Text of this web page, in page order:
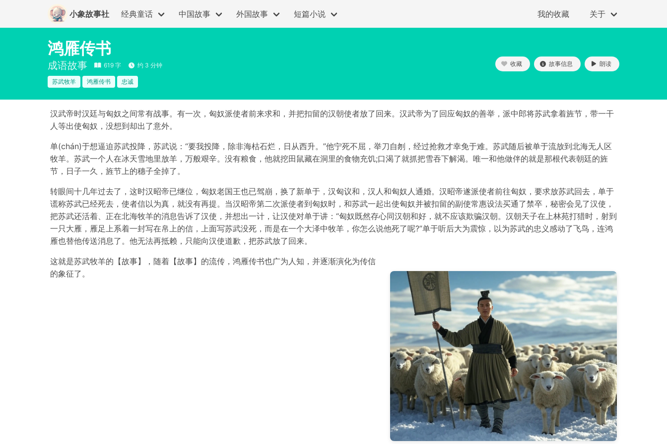
小象故事社 经典童话 中国故事 外国故事 短篇小说 我的收藏 关于
鸿雁传书
成语故事 619 字 约 3 分钟
苏武牧羊 鸿雁传书 忠诚
收藏 故事信息 朗读
汉武帝时汉廷与匈奴之间常有战事。有一次，匈奴派使者前来求和，并把扣留的汉朝使者放了回来。汉武帝为了回应匈奴的善举，派中郎将苏武拿着旌节，带一干
人等出使匈奴，没想到却出了意外。
单(chán)于想逼迫苏武投降，苏武说：“要我投降，除非海枯石烂，日从西升。”他宁死不屈，举刀自刎，经过抢救才幸免于难。苏武随后被单于流放到北海无人区
牧羊。苏武一个人在冰天雪地里放羊，万般艰辛。没有粮食，他就挖田鼠藏在洞里的食物充饥;口渴了就抓把雪吞下解渴。唯一和他做伴的就是那根代表朝廷的旌
节，日子一久，旌节上的穗子全掉了。
转眼间十几年过去了，这时汉昭帝已继位，匈奴老国王也已驾崩，换了新单于，汉匈议和，汉人和匈奴人通婚。汉昭帝遂派使者前往匈奴，要求放苏武回去，单于
谎称苏武已经死去，使者信以为真，就没有再提。当汉昭帝第二次派使者到匈奴时，和苏武一起出使匈奴并被扣留的副使常惠设法买通了禁卒，秘密会见了汉使，
把苏武还活着、正在北海牧羊的消息告诉了汉使，并想出一计，让汉使对单于讲：“匈奴既然存心同汉朝和好，就不应该欺骗汉朝。汉朝天子在上林苑打猎时，射到
一只大雁，雁足上系着一封写在帛上的信，上面写苏武没死，而是在一个大泽中牧羊，你怎么说他死了呢?”单于听后大为震惊，以为苏武的忠义感动了飞鸟，连鸿
雁也替他传送消息了。他无法再抵赖，只能向汉使道歉，把苏武放了回来。
这就是苏武牧羊的【故事】，随着【故事】的流传，鸿雁传书也广为人知，并逐渐演化为传信
的象征了。